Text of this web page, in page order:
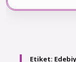
Etiket: